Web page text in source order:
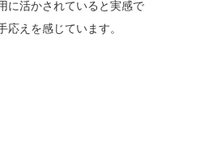
に活かされていると実感で
応えを感じています。